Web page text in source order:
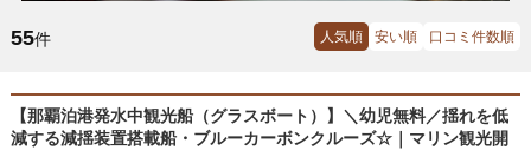
55件 人気順 安い順 口コミ件数順
【那覇泊港発水中観光船（グラスボート）】＼幼児無料／揺れを低
減する減揺装置搭載船・ブルーカーボンクルーズ☆｜マリン観光開